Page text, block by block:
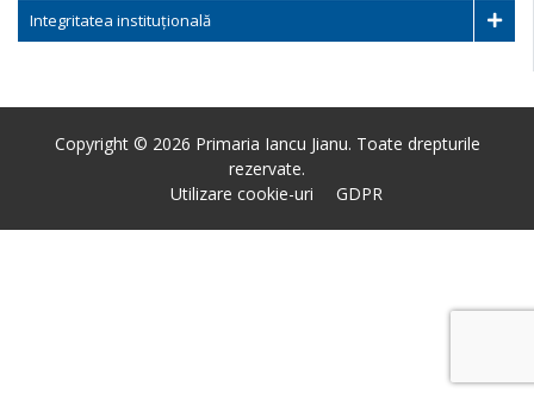
Integritatea instituțională
Copyright © 2026 Primaria Iancu Jianu. Toate drepturile
rezervate.
Utilizare cookie-uri
GDPR